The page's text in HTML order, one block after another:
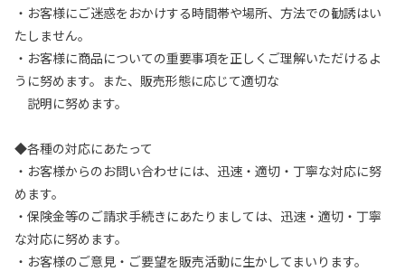
・お客様にご迷惑をおかけする時間帯や場所、方法での勧誘はい
たしません。
・お客様に商品についての重要事項を正しくご理解いただけるよ
うに努めます。また、販売形態に応じて適切な
説明に努めます。
◆各種の対応にあたって
・お客様からのお問い合わせには、迅速・適切・丁寧な対応に努
めます。
・保険金等のご請求手続きにあたりましては、迅速・適切・丁寧
な対応に努めます。
・お客様のご意見・ご要望を販売活動に生かしてまいります。